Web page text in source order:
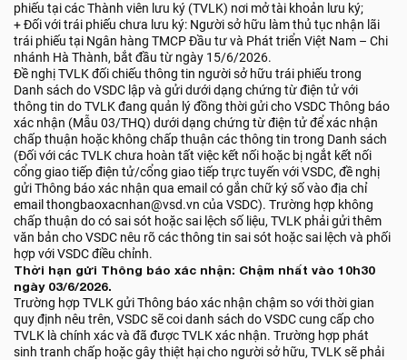
phiếu tại các Thành viên lưu ký (TVLK) nơi mở tài khoản lưu ký;
+ Đối với trái phiếu chưa lưu ký: Người sở hữu làm thủ tục nhận lãi
trái phiếu tại Ngân hàng TMCP Đầu tư và Phát triển Việt Nam – Chi
nhánh Hà Thành, bắt đầu từ ngày 15/6/2026.
Đề nghị TVLK đối chiếu thông tin người sở hữu trái phiếu trong
Danh sách do VSDC lập và gửi dưới dạng chứng từ điện tử với
thông tin do TVLK đang quản lý đồng thời gửi cho VSDC Thông báo
xác nhận (Mẫu 03/THQ) dưới dạng chứng từ điện tử để xác nhận
chấp thuận hoặc không chấp thuận các thông tin trong Danh sách
(Đối với các TVLK chưa hoàn tất việc kết nối hoặc bị ngắt kết nối
cổng giao tiếp điện tử/cổng giao tiếp trực tuyến với VSDC, đề nghị
gửi Thông báo xác nhận qua email có gắn chữ ký số vào địa chỉ
email thongbaoxacnhan@vsd.vn của VSDC). Trường hợp không
chấp thuận do có sai sót hoặc sai lệch số liệu, TVLK phải gửi thêm
văn bản cho VSDC nêu rõ các thông tin sai sót hoặc sai lệch và phối
hợp với VSDC điều chỉnh.
Thời hạn gửi Thông báo xác nhận: Chậm nhất vào 10h30
ngày 03/6/2026.
Trường hợp TVLK gửi Thông báo xác nhận chậm so với thời gian
quy định nêu trên, VSDC sẽ coi danh sách do VSDC cung cấp cho
TVLK là chính xác và đã được TVLK xác nhận. Trường hợp phát
sinh tranh chấp hoặc gây thiệt hại cho người sở hữu, TVLK sẽ phải